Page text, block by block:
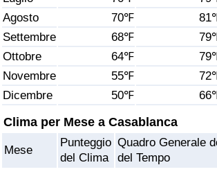
Agosto
70℉
Settembre
68℉
Ottobre
64℉
Novembre
55℉
Dicembre
50℉
Clima per Mese a Casablanca
Mese
Punteggio
del Clima
Quadro Generale
del Tempo
Indice di criminalità per paese
Assistenza Sanitaria
Indice dell’Assistenza Sanitaria